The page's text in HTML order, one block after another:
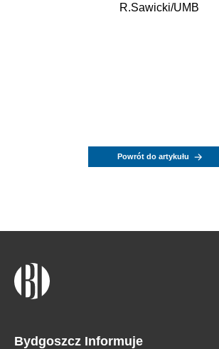
R.Sawicki/UMB
Powrót do artykułu
Bydgoszcz Informuje